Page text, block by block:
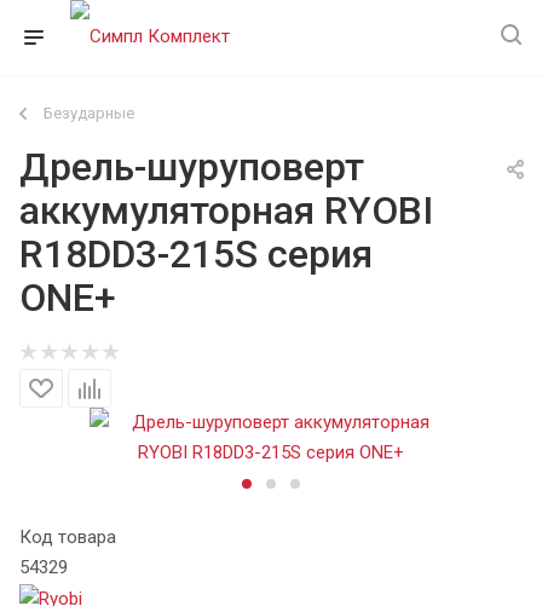
Безударные
Дрель-шуруповерт
аккумуляторная RYOBI
R18DD3-215S серия
ONE+
Код товара
54329